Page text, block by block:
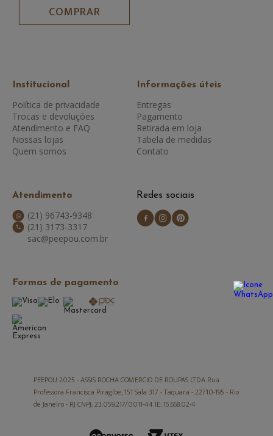
COMPRAR
Institucional
Política de privacidade
Trocas e devoluções
Atendimento e FAQ
Nossas lojas
Quem somos
Informações úteis
Entregas
Pagamento
Retirada em loja
Tabela de medidas
Contato
Atendimento
(21) 96743-9348
(21) 3173-3317
sac@peepou.com.br
Redes sociais
Formas de pagamento
PEEPOU 2025 -ASSIS ROCHA COMERCIO DE ROUPAS LTDA Rua
Professora Francisca Piragibe, 151 Sala 317 - Taquara - 22710-195 - Rio
de Janeiro - RJ CNPJ: 23.059.217/0011-44 IE: 15.668.02-4